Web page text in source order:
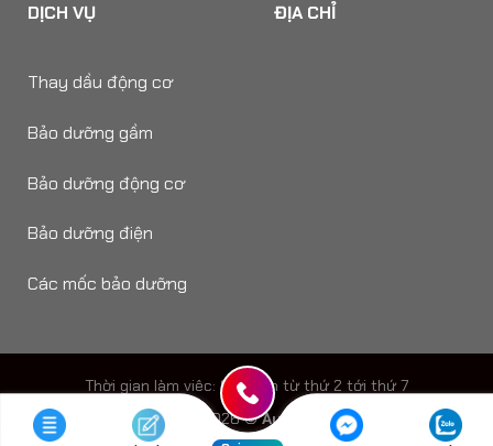
DỊCH VỤ
Thay dầu động cơ
Bảo dưỡng gầm
Bảo dưỡng động cơ
Bảo dưỡng điện
Các mốc bảo dưỡng
ĐỊA CHỈ
Thời gian làm viêc: 8h - 18h từ thứ 2 tới thứ 7
Copyright 2026 ©Auto Speedy